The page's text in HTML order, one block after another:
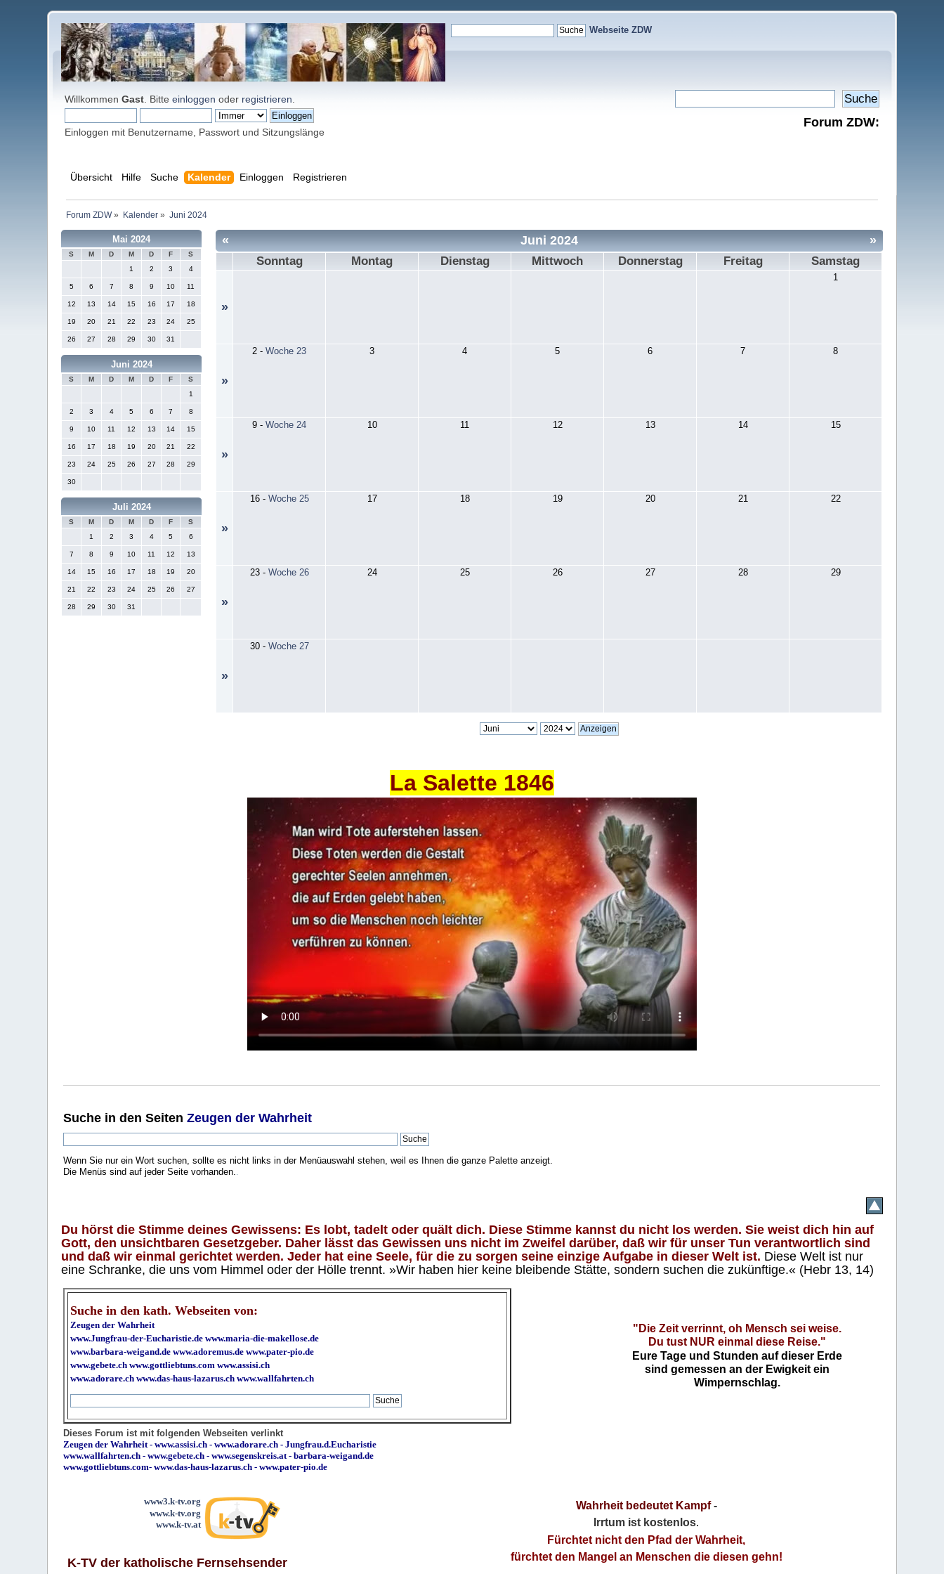
Webseite ZDW
WillkommenGast . Bitteeinloggen oder registrieren
Einloggen mit Benutzername, Passwort und Sitzungslänge
Forum ZDW:
Übersicht Hilfe Suche Kalender Einloggen Registrieren
Forum ZDW» Kalender» Juni 2024
Mai 2024
S M D M D F
S
1
2 3 4
5 6 7 8 9 10 11
12 13 14 15 16 17 18
19 20 21 22 23 24 25
26 27 28 29 30 31
Juni 2024
S M D M D F
S
1
2 3 4 5 6 7 8
9 10 11 12 13 14 15
16 17 18 19 20 21 22
23 24 25 26 27 28 29
30
Juli 2024
S M D M D F
S
1
2 3 4 5 6
7 8 9 10 11 12 13
14 15 16 17 18 19 20
21 22 23 24 25 26 27
28 29 30 31
« »
Juni 2024
Sonntag Montag Dienstag Mittwoch Donnerstag Freitag Samstag
»
1
»
2 -Woche 23 3 4 5 6 7 8
»
9 -Woche 24 10 11 12 13 14 15
»
16- Woche 25 17 18 19 20 21 22
»
23- Woche 26 24 25 26 27 28 29
»
30- Woche 27
La Salette 1846
Suche in den SeitenZeugen der Wahrheit
Wenn Sie nur ein Wort suchen, sollte es nicht links in der Menüauswahl stehen, weil es Ihnen die ganze Palette anzeigt.
Die Menüs sind auf jeder Seite vorhanden.
Du hörst die Stimme deines Gewissens: Es lobt, tadelt oder quält dich. Diese Stimme kannst du nicht los werden. Sie weist dich hin auf
Gott, den unsichtbaren Gesetzgeber. Daher lässt das Gewissen uns nicht im Zweifel darüber, daß wir für unser Tun verantwortlich sind
und daß wir einmal gerichtet werden. Jeder hat eine Seele, für die zu sorgen seine einzige Aufgabe in dieser Welt ist. Diese Welt ist nur
eine Schranke, die uns vom Himmel oder der Hölle trennt. »Wir haben hier keine bleibende Stätte, sondern suchen die zukünftige.« (Hebr 13, 14)
Suche in den kath. Webseiten von:
Zeugen der Wahrheit
www.Jungfrau-der-Eucharistie.de www.maria-die-makellose.de
www.barbara-weigand.de www.adoremus.de www.pater-pio.de
www.gebete.ch www.gottliebtuns.com www.assisi.ch
www.adorare.ch www.das-haus-lazarus.ch www.wallfahrten.ch
"Die Zeit verrinnt, oh Mensch sei weise.
Du tust NUR einmal diese Reise."
Eure Tage und Stunden auf dieser Erde
sind gemessen an der Ewigkeit ein
Wimpernschlag.
Dieses Forum ist mit folgenden Webseiten verlinkt
Zeugen der Wahrheit -www.assisi.ch -www.adorare.ch -Jungfrau.d.Eucharistie
www.wallfahrten.ch -www.gebete.ch -www.segenskreis.at -barbara-weigand.de
www.gottliebtuns.com-www.das-haus-lazarus.ch - www.pater-pio.de
www3.k-tv.org
www.k-tv.org
www.k-tv.at
K-TV der katholische Fernsehsender
Wahrheit bedeutet Kampf-
Irrtum ist kostenlos.
Fürchtet nicht den Pfad der Wahrheit,
fürchtet den Mangel an Menschen die diesen gehn!